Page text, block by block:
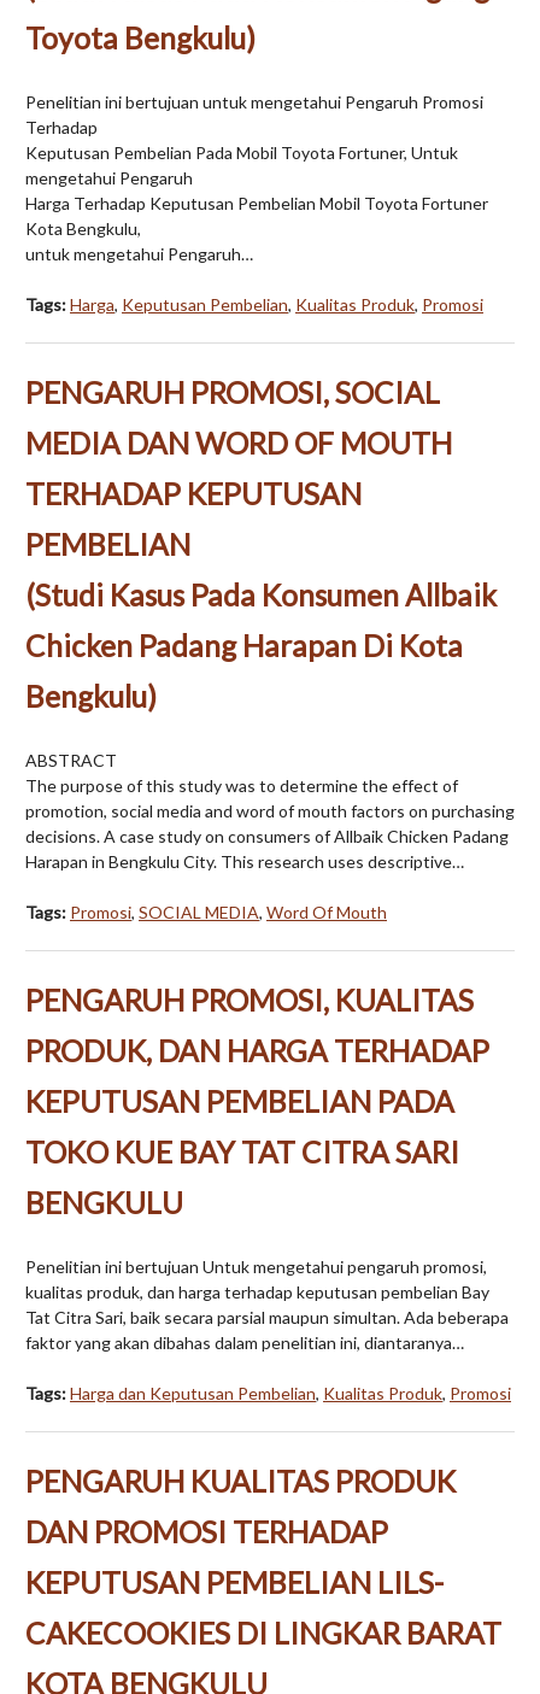
Toyota Bengkulu)
Penelitian ini bertujuan untuk mengetahui Pengaruh Promosi
Terhadap
Keputusan Pembelian Pada Mobil Toyota Fortuner, Untuk
mengetahui Pengaruh
Harga Terhadap Keputusan Pembelian Mobil Toyota Fortuner
Kota Bengkulu,
untuk mengetahui Pengaruh…
Tags:Harga, Keputusan Pembelian, Kualitas Produk, Promosi
PENGARUH PROMOSI, SOCIAL
MEDIA DAN WORD OF MOUTH
TERHADAP KEPUTUSAN
PEMBELIAN
(Studi Kasus Pada Konsumen Allbaik
Chicken Padang Harapan Di Kota
Bengkulu)
ABSTRACT
The purpose of this study was to determine the effect of
promotion, social media and word of mouth factors on purchasing
decisions. A case study on consumers of Allbaik Chicken Padang
Harapan in Bengkulu City. This research uses descriptive…
Tags: Promosi, SOCIAL MEDIA, Word Of Mouth
PENGARUH PROMOSI, KUALITAS
PRODUK, DAN HARGA TERHADAP
KEPUTUSAN PEMBELIAN PADA
TOKO KUE BAY TAT CITRA SARI
BENGKULU
Penelitian ini bertujuan Untuk mengetahui pengaruh promosi,
kualitas produk, dan harga terhadap keputusan pembelian Bay
Tat Citra Sari, baik secara parsial maupun simultan. Ada beberapa
faktor yang akan dibahas dalam penelitian ini, diantaranya…
Tags:Harga dan Keputusan Pembelian, Kualitas Produk, Promosi
PENGARUH KUALITAS PRODUK
DAN PROMOSI TERHADAP
KEPUTUSAN PEMBELIAN LILS-
CAKECOOKIES DI LINGKAR BARAT
KOTA BENGKULU